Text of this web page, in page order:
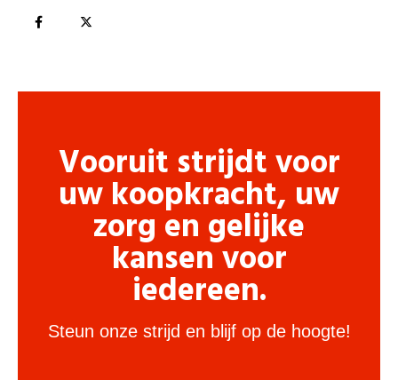
Vooruit strijdt voor
uw koopkracht, uw
zorg en gelijke
kansen voor
iedereen.
Steun onze strijd en blijf op de hoogte!